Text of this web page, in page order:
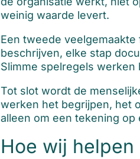
weinig waarde levert.
Een tweede
beschrijven, elke stap
Slimme spelregels
Tot slot wordt de
werken het begrijpen, het
alleen om een tekening op
Hoe wij